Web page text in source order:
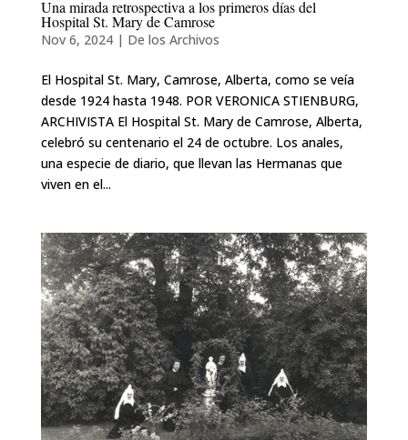
Una mirada retrospectiva a los primeros días del
Hospital St. Mary de Camrose
Nov 6, 2024| De los Archivos
El Hospital St. Mary, Camrose, Alberta, como se veía
desde 1924 hasta 1948. POR VERONICA STIENBURG,
ARCHIVISTA El Hospital St. Mary de Camrose, Alberta,
celebró su centenario el 24 de octubre. Los anales,
una especie de diario, que llevan las Hermanas que
viven en el...